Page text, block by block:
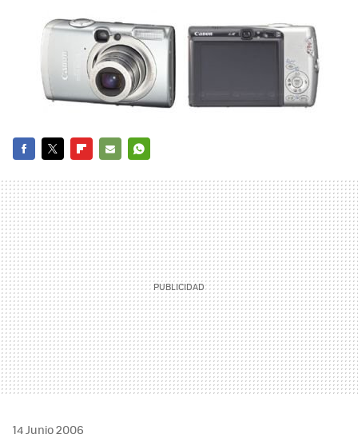
MAIL
14 Junio 2006